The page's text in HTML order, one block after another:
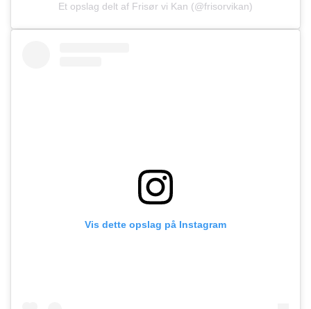
Et opslag delt af Frisør vi Kan (@frisorvikan)
Vis dette opslag på Instagram